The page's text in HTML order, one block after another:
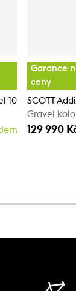
10
Garance
ceny
SCOTT
Gravel kolo
129 990